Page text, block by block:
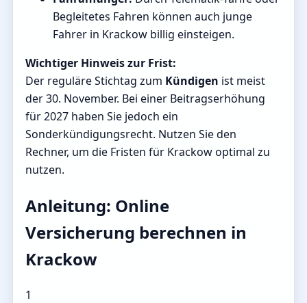
Begleitetes Fahren können auch junge
Fahrer in Krackow billig einsteigen.
Wichtiger Hinweis zur Frist:
Der reguläre Stichtag zum Kündigen ist meist
der 30. November. Bei einer Beitragserhöhung
für 2027 haben Sie jedoch ein
Sonderkündigungsrecht. Nutzen Sie den
Rechner, um die Fristen für Krackow optimal zu
nutzen.
Anleitung: Online
Versicherung berechnen in
Krackow
1